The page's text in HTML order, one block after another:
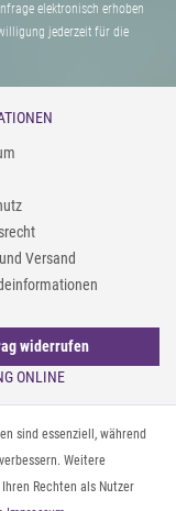
elektronisch erhoben
jederzeit für die
Versand
widerrufen
ONLINE
& kürzen
& UV-Schutz
Material-Guide
sind essenziell, während
Weitere
Rechten als Nutzer